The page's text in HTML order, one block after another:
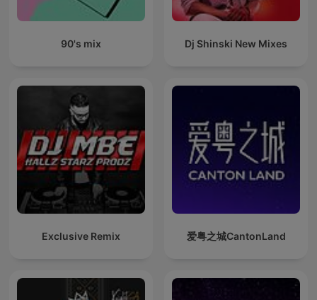
90's mix Dj Shinski New Mixes
Exclusive Remix 爱粤之城CantonLand